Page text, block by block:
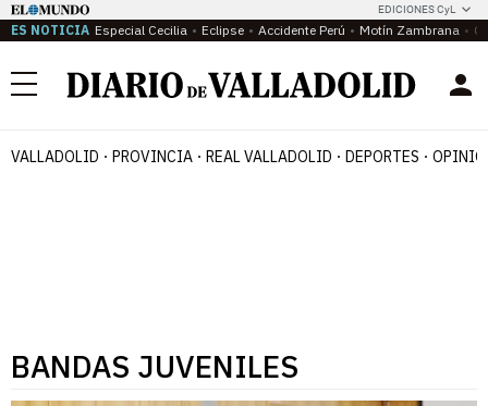
EDICIONES CyL
ES NOTICIA Especial Cecilia Eclipse Accidente Perú Motín Zambrana
Menú
VALLADOLID PROVINCIA REAL VALLADOLID DEPORTES
BANDAS JUVENILES